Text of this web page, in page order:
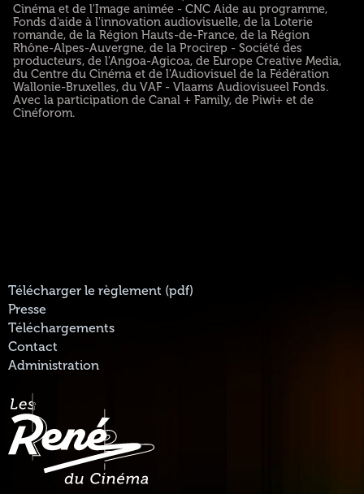
Cinéma et de l'Image animée - CNC Aide au programme,
Fonds d'aide à l'innovation audiovisuelle, de la Loterie
romande, de la Région Hauts-de-France, de la Région
Rhône-Alpes-Auvergne, de la Procirep - Société des
producteurs, de l'Angoa-Agicoa, de Europe Creative Media,
du Centre du Cinéma et de l'Audiovisuel de la Fédération
Wallonie-Bruxelles, du VAF - Vlaams Audiovisueel Fonds.
Avec la participation de Canal + Family, de Piwi+ et de
Cinéforom.
Télécharger le règlement (pdf)
Presse
Téléchargements
Contact
Administration